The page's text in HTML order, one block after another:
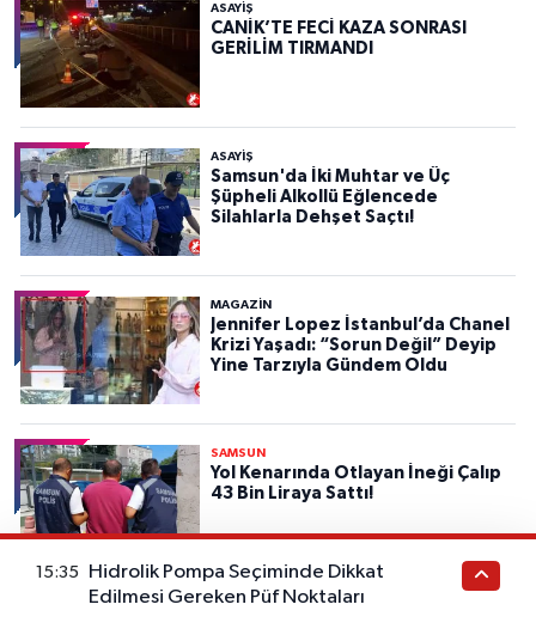
ASAYIŞ
CANİK’TE FECİ KAZA SONRASI
GERİLİM TIRMANDI
ASAYIŞ
Samsun'da İki Muhtar ve Üç
Şüpheli Alkollü Eğlencede
Silahlarla Dehşet Saçtı!
MAGAZİN
Jennifer Lopez İstanbul’da Chanel
Krizi Yaşadı: “Sorun Değil” Deyip
Yine Tarzıyla Gündem Oldu
SAMSUN
Yol Kenarında Otlayan İneği Çalıp
43 Bin Liraya Sattı!
SAMSUN
15:35
Hidrolik Pompa Seçiminde Dikkat
Edilmesi Gereken Püf Noktaları